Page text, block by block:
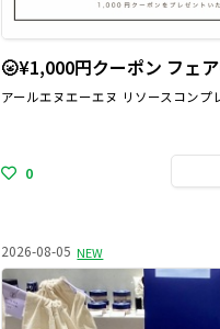
🌝¥1,000円クーポン フェ
アールエヌエーエヌ リソースコンプ
0
2026-08-05 NEW